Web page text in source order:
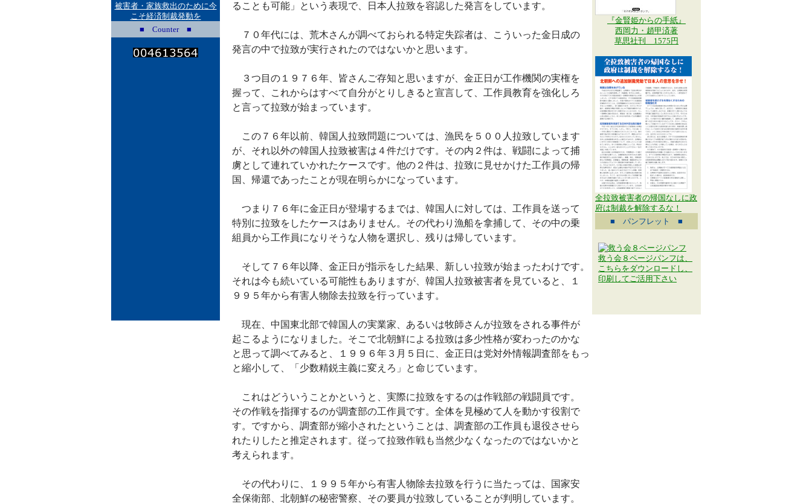
被害者・家族救出のために今
こそ経済制裁発動を
■ Counter ■
ることも可能」という表現で、日本人拉致を容認した発言をしています。
７０年代には、荒木さんが調べておられる特定失踪者は、こういった金日成の
発言の中で拉致が実行されたのではないかと思います。
３つ目の１９７６年、皆さんご存知と思いますが、金正日が工作機関の実権を
握って、これからはすべて自分がとりしきると宣言して、工作員教育を強化しろ
と言って拉致が始まっています。
この７６年以前、韓国人拉致問題については、漁民を５００人拉致しています
が、それ以外の韓国人拉致被害は４件だけです。その内２件は、戦闘によって捕
虜として連れていかれたケースです。他の２件は、拉致に見せかけた工作員の帰
国、帰還であったことが現在明らかになっています。
つまり７６年に金正日が登場するまでは、韓国人に対しては、工作員を送って
特別に拉致をしたケースはありません。その代わり漁船を拿捕して、その中の乗
組員から工作員になりそうな人物を選択し、残りは帰しています。
そして７６年以降、金正日が指示をした結果、新しい拉致が始まったわけです。
それは今も続いている可能性もありますが、韓国人拉致被害者を見ていると、１
９９５年から有害人物除去拉致を行っています。
現在、中国東北部で韓国人の実業家、あるいは牧師さんが拉致をされる事件が
起こるようになりました。そこで北朝鮮による拉致は多少性格が変わったのかな
と思って調べてみると、１９９６年３月５日に、金正日は党対外情報調査部をもっ
と縮小して、「少数精鋭主義に変えろ」と命じています。
これはどういうことかというと、実際に拉致をするのは作戦部の戦闘員です。
その作戦を指揮するのが調査部の工作員です。全体を見極めて人を動かす役割で
す。ですから、調査部が縮小されたということは、調査部の工作員も退役させら
れたりしたと推定されます。従って拉致作戦も当然少なくなったのではないかと
考えられます。
その代わりに、１９９５年から有害人物除去拉致を行うに当たっては、国家安
全保衛部、北朝鮮の秘密警察、その要員が拉致していることが判明しています。
『金賢姫からの手紙』
西岡力・趙甲済著
草思社刊 1575円
全拉致被害者の帰国なしに政
府は制裁を解除するな！
■ パンフレット ■
救う会８ページパンフは、
こちらをダウンロードし、
印刷してご活用下さい